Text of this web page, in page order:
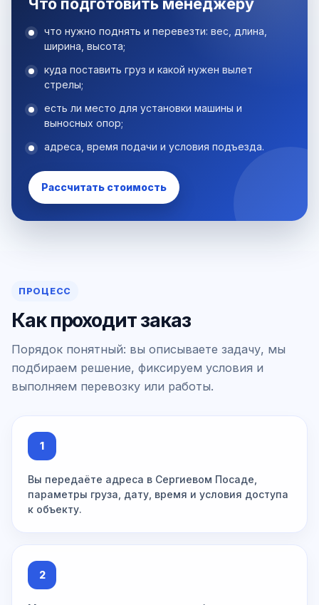
Что подготовить менеджеру
что нужно поднять и перевезти: вес, длина,
ширина, высота;
куда поставить груз и какой нужен вылет
стрелы;
есть ли место для установки машины и
выносных опор;
адреса, время подачи и условия подъезда.
Рассчитать стоимость
ПРОЦЕСС
Как проходит заказ
Порядок понятный: вы описываете задачу, мы
подбираем решение, фиксируем условия и
выполняем перевозку или работы.
1
Вы передаёте адреса в Сергиевом Посаде,
параметры груза, дату, время и условия доступа
к объекту.
2